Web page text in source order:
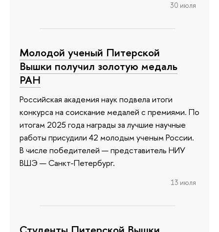
30 июля
Молодой ученый Питерской
Вышки получил золотую медаль
РАН
Российская академия наук подвела итоги
конкурса на соискание медалей с премиями. По
итогам 2025 года награды за лучшие научные
работы присудили 42 молодым ученым России.
В числе победителей — представитель НИУ
ВШЭ — Санкт-Петербург.
13 июля